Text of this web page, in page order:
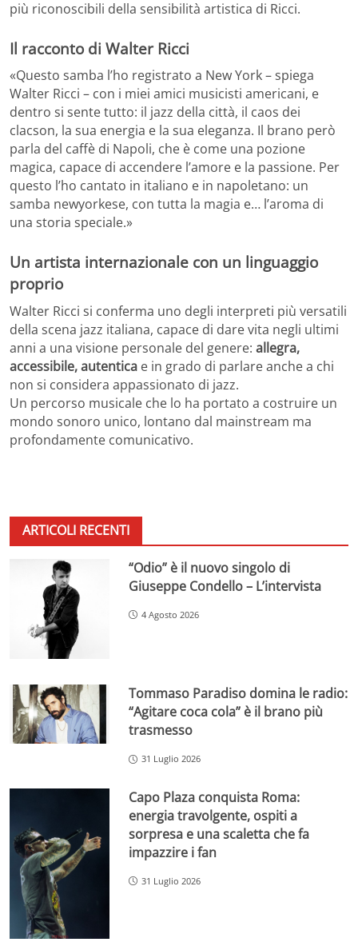
più riconoscibili della sensibilità artistica di Ricci.
Il racconto di Walter Ricci
«Questo samba l’ho registrato a New York – spiega
Walter Ricci – con i miei amici musicisti americani, e
dentro si sente tutto: il jazz della città, il caos dei
clacson, la sua energia e la sua eleganza. Il brano però
parla del caffè di Napoli, che è come una pozione
magica, capace di accendere l’amore e la passione. Per
questo l’ho cantato in italiano e in napoletano: un
samba newyorkese, con tutta la magia e… l’aroma di
una storia speciale.»
Un artista internazionale con un linguaggio
proprio
Walter Ricci si conferma uno degli interpreti più versatili
della scena jazz italiana, capace di dare vita negli ultimi
anni a una visione personale del genere: allegra,
accessibile, autentica e in grado di parlare anche a chi
non si considera appassionato di jazz.
Un percorso musicale che lo ha portato a costruire un
mondo sonoro unico, lontano dal mainstream ma
profondamente comunicativo.
ARTICOLI RECENTI
“Odio” è il nuovo singolo di
Giuseppe Condello – L’intervista
4 Agosto 2026
Tommaso Paradiso domina le radio:
“Agitare coca cola” è il brano più
trasmesso
31 Luglio 2026
Capo Plaza conquista Roma:
energia travolgente, ospiti a
sorpresa e una scaletta che fa
impazzire i fan
31 Luglio 2026